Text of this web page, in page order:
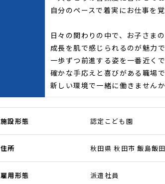
自分のペースで着実にお仕事を
日々の関わりの中で、お子さまの
成長を肌で感じられるのが魅力
一歩ずつ前進する姿を一番近くで
確かな手応えと喜びがある職場で
新しい環境で一緒に働きません
施設形態 認定こども園
住所 秋田県 秋田市 飯島飯
雇用形態 派遣社員